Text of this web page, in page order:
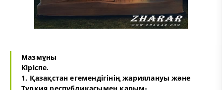
Мазмұны
Кіріспе.
1. Қазақстан егемендігінің жариялануы және
Түркия республикасымен қарым-